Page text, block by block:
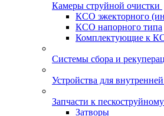
Камеры струйной очистки
КСО эжекторного
КСО напорного типа
Комплектующие к
Системы сбора и
Устройства для
Запчасти к
Затворы